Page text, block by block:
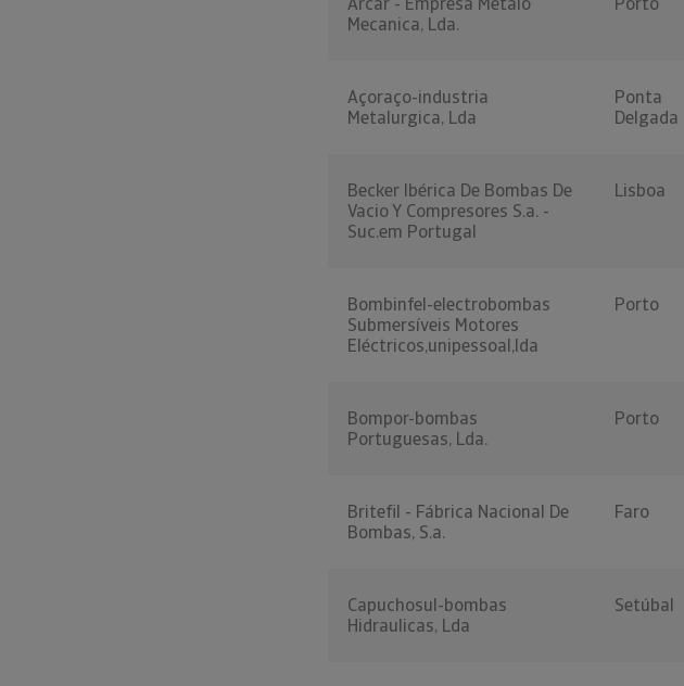
Mecanica, Lda.
Açoraço-industria
Metalurgica, Lda
Ponta
Delgada
Becker Ibérica De Bombas De
Vacio Y Compresores S.a. -
Suc.em Portugal
Lisboa
Bombinfel-electrobombas
Submersíveis Motores
Eléctricos,unipessoal,lda
Porto
Bompor-bombas
Portuguesas, Lda.
Porto
Britefil - Fábrica Nacional De
Bombas, S.a.
Faro
Capuchosul-bombas
Hidraulicas, Lda
Setúbal